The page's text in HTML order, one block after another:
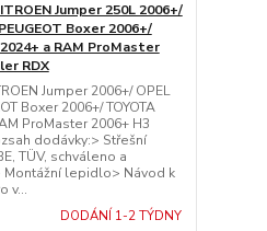
Jumper 250L 2006+/
Boxer 2006+/
a RAM ProMaster
RDX
Jumper 2006+/ OPEL
Boxer 2006+/ TOYOTA
ProMaster 2006+ H3
dodávky:> Střešní
TÜV, schváleno a
lepidlo> Návod k
v...
DODÁNÍ 1-2 TÝDNY